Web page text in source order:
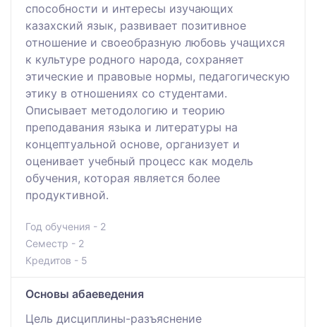
способности и интересы изучающих
казахский язык, развивает позитивное
отношение и своеобразную любовь учащихся
к культуре родного народа, сохраняет
этические и правовые нормы, педагогическую
этику в отношениях со студентами.
Описывает методологию и теорию
преподавания языка и литературы на
концептуальной основе, организует и
оценивает учебный процесс как модель
обучения, которая является более
продуктивной.
Год обучения - 2
Семестр - 2
Кредитов - 5
Основы абаеведения
Цель дисциплины-разъяснение